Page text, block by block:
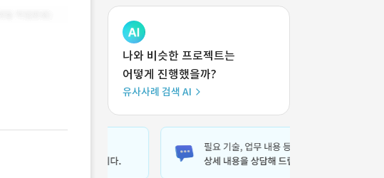
나와 비슷한 프로젝트는
어떻게 진행했을까?
유사사례 검색 AI